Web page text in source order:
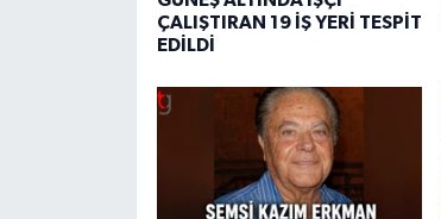
ÇALIŞTIRAN 19 İŞ YERİ TESPİT
EDİLDİ